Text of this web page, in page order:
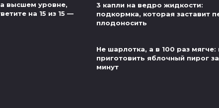
высшем уровне,
на 15 из 15 —
3 капли на ведро жидкости:
подкормка, которая заставит
плодоносить
Не шарлотка, а в 100 раз мягче:
приготовить яблочный пирог
минут